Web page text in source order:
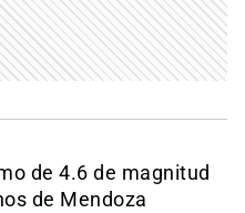
de 4.6 de magnitud
de Mendoza